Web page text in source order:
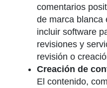
comentarios
de marca blanca
incluir software
revisiones y
revisión o
Creación de
El contenido,